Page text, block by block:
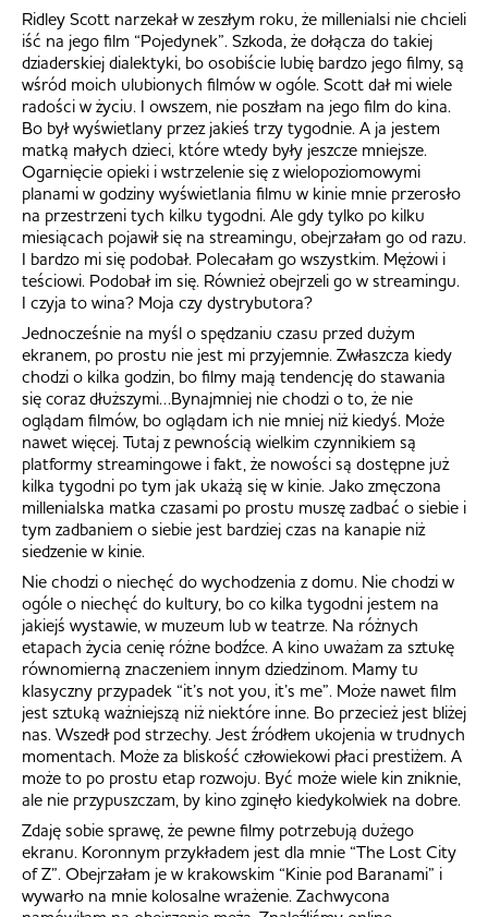
Ridley Scott narzekał w zeszłym roku, że millenialsi nie chcieli
iść na jego film “Pojedynek”. Szkoda, że dołącza do takiej
dziaderskiej dialektyki, bo osobiście lubię bardzo jego filmy, są
wśród moich ulubionych filmów w ogóle. Scott dał mi wiele
radości w życiu. I owszem, nie poszłam na jego film do kina.
Bo był wyświetlany przez jakieś trzy tygodnie. A ja jestem
matką małych dzieci, które wtedy były jeszcze mniejsze.
Ogarnięcie opieki i wstrzelenie się z wielopoziomowymi
planami w godziny wyświetlania filmu w kinie mnie przerosło
na przestrzeni tych kilku tygodni. Ale gdy tylko po kilku
miesiącach pojawił się na streamingu, obejrzałam go od razu.
I bardzo mi się podobał. Polecałam go wszystkim. Mężowi i
teściowi. Podobał im się. Również obejrzeli go w streamingu.
I czyja to wina? Moja czy dystrybutora?
Jednocześnie na myśl o spędzaniu czasu przed dużym
ekranem, po prostu nie jest mi przyjemnie. Zwłaszcza kiedy
chodzi o kilka godzin, bo filmy mają tendencję do stawania
się coraz dłuższymi…Bynajmniej nie chodzi o to, że nie
oglądam filmów, bo oglądam ich nie mniej niż kiedyś. Może
nawet więcej. Tutaj z pewnością wielkim czynnikiem są
platformy streamingowe i fakt, że nowości są dostępne już
kilka tygodni po tym jak ukażą się w kinie. Jako zmęczona
millenialska matka czasami po prostu muszę zadbać o siebie i
tym zadbaniem o siebie jest bardziej czas na kanapie niż
siedzenie w kinie.
Nie chodzi o niechęć do wychodzenia z domu. Nie chodzi w
ogóle o niechęć do kultury, bo co kilka tygodni jestem na
jakiejś wystawie, w muzeum lub w teatrze. Na różnych
etapach życia cenię różne bodźce. A kino uważam za sztukę
równomierną znaczeniem innym dziedzinom. Mamy tu
klasyczny przypadek “it’s not you, it’s me”. Może nawet film
jest sztuką ważniejszą niż niektóre inne. Bo przecież jest bliżej
nas. Wszedł pod strzechy. Jest źródłem ukojenia w trudnych
momentach. Może za bliskość człowiekowi płaci prestiżem. A
może to po prostu etap rozwoju. Być może wiele kin zniknie,
ale nie przypuszczam, by kino zginęło kiedykolwiek na dobre.
Zdaję sobie sprawę, że pewne filmy potrzebują dużego
ekranu. Koronnym przykładem jest dla mnie “The Lost City
of Z”. Obejrzałam je w krakowskim “Kinie pod Baranami” i
wywarło na mnie kolosalne wrażenie. Zachwycona